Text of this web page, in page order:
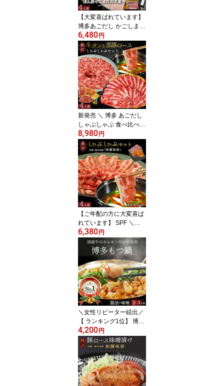
【大変喜ばれています】
博多あごだし かごしま
黒豚 しゃぶしゃぶ 4人前
500g 鹿児島黒豚 高級 豚
肉 しゃぶしゃぶ ＼あご
だしとラーメン付き／ 肉
ギフト 豚ロースお祝い
内祝い しゃぶしゃぶギフ
ト 豚しゃぶ 出汁付 つゆ
鹿児島 国産豚 暑中見舞
い
6,480 円
新発売 ＼ 博多 あごだし
しゃぶしゃぶ 食べ比べ
／【 牛タン 2人前 ～ 3人
前 高級 舌 250g】＆【 か
ごしま 黒豚 2人前 肩ロー
ス 250g】 喜ばれる 鍋セ
ット 500g あご出汁 柔ら
かい 牛舌 豚肉 薄切り 牛
タンしゃぶ しゃぶしゃぶ
セット 牛 豚 暑中見舞い
8,980 円
【ご年配の方に大変喜ば
れています】 SPF ＼あ
ごだし／ 和豚味彩 しゃ
ぶしゃぶ 4人前 豚肉 500
g （250g 小分け×2）＋
専用出汁2回分 ＼ぽん酢
やごまだれ不要／ 南九州
銘柄豚 国産 小分け 豚ロ
ース しゃぶしゃぶセット
ギフト プレゼント 暑中
見舞い
6,380 円
＼女性リピーター続出／
【 ランキング1位】 博多
もつ鍋 ＼ 下茹で不要 ／
味選択【 しょうゆ みそ
】 2人前 3人前 300g も
つ鍋セット あごだし 醤
油 味噌 もつなべ 鍋セッ
ト 美味しい 柔らかい 国
産 ホルモン 小腸 赤セン
4,200 円